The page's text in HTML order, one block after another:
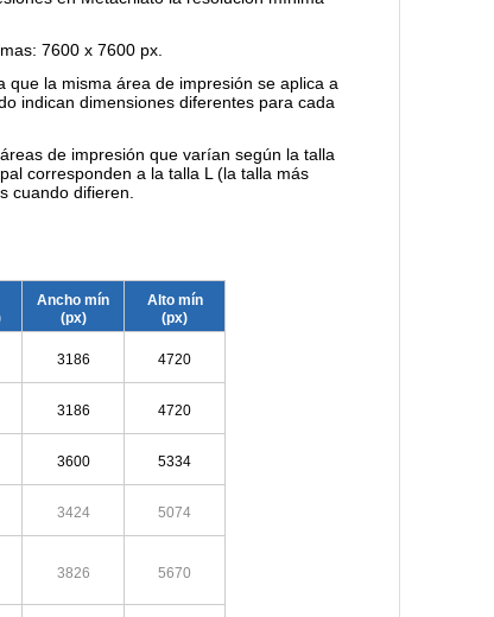
7600 x 7600 px.
que la misma área de impresión se aplica a
indican dimensiones diferentes para cada
de impresión que varían según la talla
corresponden a la talla L (la talla más
cuando difieren.
Ancho mín
(px)
Alto mín
(px)
3186 4720
3186 4720
3600 5334
3424 5074
3826 5670